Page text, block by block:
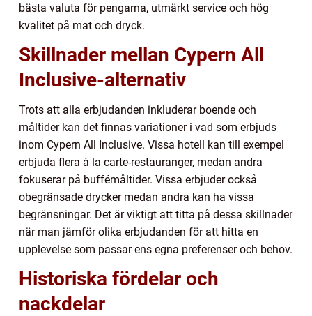
bästa valuta för pengarna, utmärkt service och hög
kvalitet på mat och dryck.
Skillnader mellan Cypern All
Inclusive-alternativ
Trots att alla erbjudanden inkluderar boende och
måltider kan det finnas variationer i vad som erbjuds
inom Cypern All Inclusive. Vissa hotell kan till exempel
erbjuda flera à la carte-restauranger, medan andra
fokuserar på buffémåltider. Vissa erbjuder också
obegränsade drycker medan andra kan ha vissa
begränsningar. Det är viktigt att titta på dessa skillnader
när man jämför olika erbjudanden för att hitta en
upplevelse som passar ens egna preferenser och behov.
Historiska fördelar och
nackdelar